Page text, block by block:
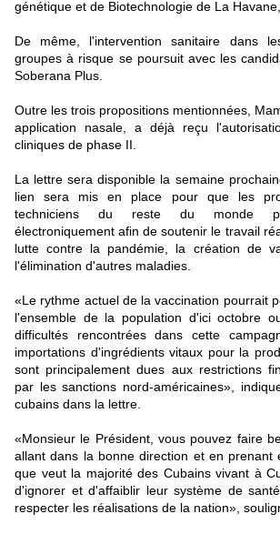
génétique et de Biotechnologie de La
De même, l'intervention sanitaire dans
groupes à risque se poursuit avec les
Soberana Plus.
Outre les trois propositions mentionnées,
application nasale, a déjà reçu
cliniques de phase II.
La lettre sera disponible la semaine
lien sera mis en place pour que les
techniciens du reste du monde
électroniquement afin de soutenir le travail
lutte contre la pandémie, la création de
l'élimination d'autres maladies.
«Le rythme actuel de la vaccination pourrait
l'ensemble de la population d'ici octobre
difficultés rencontrées dans cette
importations d'ingrédients vitaux pour la
sont principalement dues aux restrictions
par les sanctions nord-américaines»,
cubains dans la lettre.
«Monsieur le Président, vous pouvez faire
allant dans la bonne direction et en prenant
que veut la majorité des Cubains vivant à
d'ignorer et d'affaiblir leur système de
respecter les réalisations de la nation»,